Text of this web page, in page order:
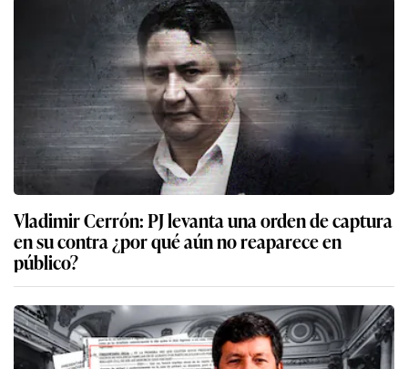
Vladimir Cerrón: PJ levanta una orden de captura
en su contra ¿por qué aún no reaparece en
público?